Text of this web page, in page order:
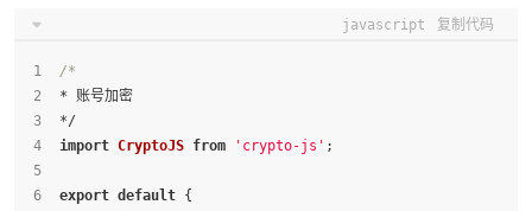
javascript 复制代码
/*
* 账号加密
*/
import CryptoJS from 'crypto-js' ;
export default {